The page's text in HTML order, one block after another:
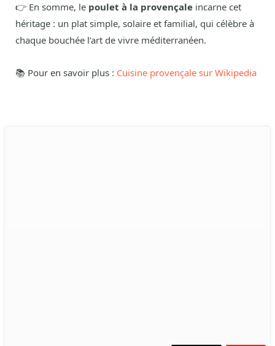
👉 En somme, le poulet à la provençale incarne cet
héritage : un plat simple, solaire et familial, qui célèbre à
chaque bouchée l’art de vivre méditerranéen.
📚 Pour en savoir plus : Cuisine provençale sur Wikipedia